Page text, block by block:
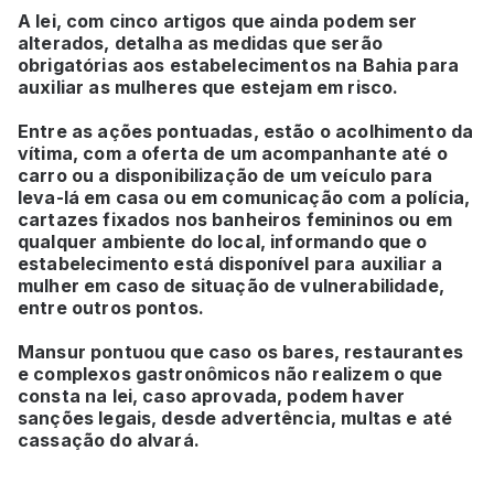
A lei, com cinco artigos que ainda podem ser
alterados, detalha as medidas que serão
obrigatórias aos estabelecimentos na Bahia para
auxiliar as mulheres que estejam em risco.
Entre as ações pontuadas, estão o acolhimento da
vítima, com a oferta de um acompanhante até o
carro ou a disponibilização de um veículo para
leva-lá em casa ou em comunicação com a polícia,
cartazes fixados nos banheiros femininos ou em
qualquer ambiente do local, informando que o
estabelecimento está disponível para auxiliar a
mulher em caso de situação de vulnerabilidade,
entre outros pontos.
Mansur pontuou que caso os bares, restaurantes
e complexos gastronômicos não realizem o que
consta na lei, caso aprovada, podem haver
sanções legais, desde advertência, multas e até
cassação do alvará.